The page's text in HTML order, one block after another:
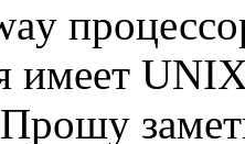
имеет